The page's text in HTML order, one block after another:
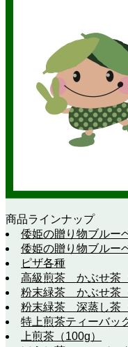
商品ラインナップ
倭姫の贈り物ブルー
倭姫の贈り物ブルー
ピザ各種
高級煎茶 かぶせ茶
粉末緑茶 かぶせ茶
粉末緑茶 深蒸し茶
特上煎茶ティーバッ
上煎茶（100g）